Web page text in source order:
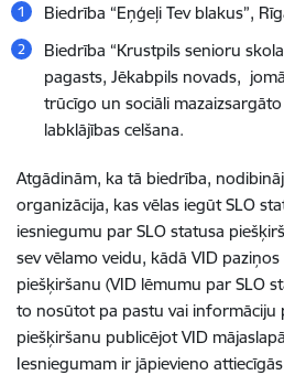
Biedrība “Eņģeļi Tev blakus”,
Biedrība “Krustpils senioru
pagasts, Jēkabpils novads,
trūcīgo un sociāli
labklājības celšana.
Atgādinām, ka tā biedrība,
organizācija, kas vēlas iegūt SLO
iesniegumu par SLO statusa
sev vēlamo veidu, kādā VID
piešķiršanu (VID lēmumu par SLO
to nosūtot pa pastu vai informāciju
piešķiršanu publicējot VID mājaslapā
Iesniegumam ir jāpievieno